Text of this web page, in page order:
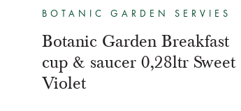
BOTANIC GARDEN SERVIES
Botanic Garden Breakfast
cup & saucer 0,28ltr Sweet
Violet